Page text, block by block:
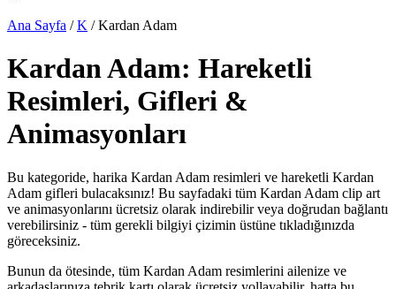
Ana Sayfa /K / Kardan Adam
Kardan Adam: Hareketli
Resimleri, Gifleri &
Animasyonları
Bu kategoride, harika Kardan Adam resimleri ve hareketli Kardan
Adam gifleri bulacaksınız! Bu sayfadaki tüm Kardan Adam clip art
ve animasyonlarını ücretsiz olarak indirebilir veya doğrudan bağlantı
verebilirsiniz - tüm gerekli bilgiyi çizimin üstüne tıkladığınızda
göreceksiniz.
Bunun da ötesinde, tüm Kardan Adam resimlerini ailenize ve